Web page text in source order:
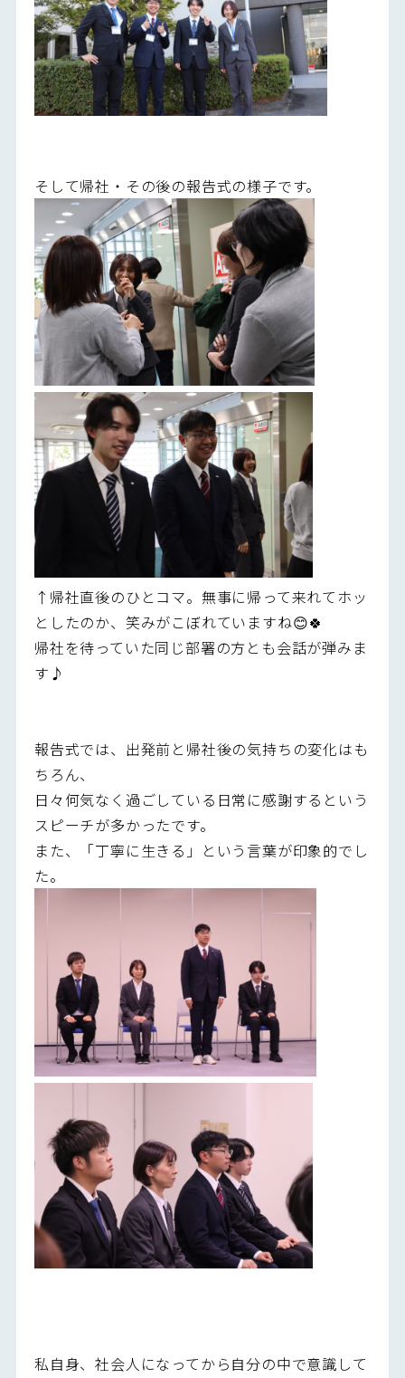
そして帰社・その後の報告式の様子です。
↑帰社直後のひとコマ。無事に帰って来れてホッ
としたのか、笑みがこぼれていますね😊🍀
帰社を待っていた同じ部署の方とも会話が弾みま
す♪
報告式では、出発前と帰社後の気持ちの変化はも
ちろん、
日々何気なく過ごしている日常に感謝するという
スピーチが多かったです。
また、「丁寧に生きる」という言葉が印象的でし
た。
私自身、社会人になってから自分の中で意識して